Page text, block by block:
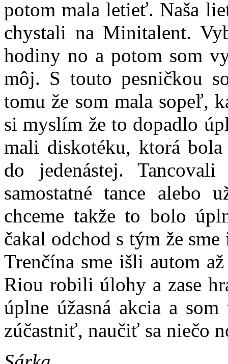
potom mala letieť. Naša
chystali na Minitalent.
hodiny no a potom som
môj. S touto pesničkou
tomu že som mala sopeľ,
si myslím že to dopadlo
mali diskotéku, ktorá
do jedenástej.
samostatné tance alebo
chceme takže to bolo
čakal odchod s tým že
Trenčína sme išli autom
Riou robili úlohy a zase
úplne úžasná akcia a
zúčastniť, naučiť sa niečo